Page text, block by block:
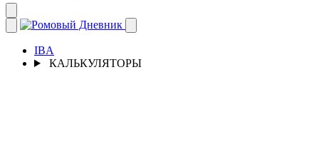
IBA
КАЛЬКУЛЯТОРЫ